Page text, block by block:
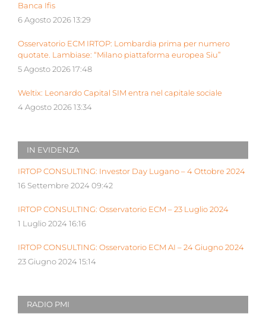
Banca Ifis
6 Agosto 2026 13:29
Osservatorio ECM IRTOP: Lombardia prima per numero
quotate. Lambiase: “Milano piattaforma europea Siu”
5 Agosto 2026 17:48
Weltix: Leonardo Capital SIM entra nel capitale sociale
4 Agosto 2026 13:34
IN EVIDENZA
IRTOP CONSULTING: Investor Day Lugano – 4 Ottobre 2024
16 Settembre 2024 09:42
IRTOP CONSULTING: Osservatorio ECM – 23 Luglio 2024
1 Luglio 2024 16:16
IRTOP CONSULTING: Osservatorio ECM AI – 24 Giugno 2024
23 Giugno 2024 15:14
RADIO PMI